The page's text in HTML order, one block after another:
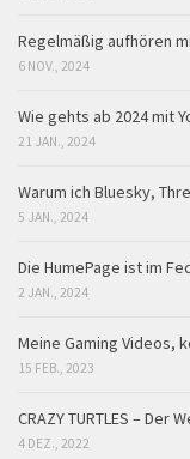
Regelmäßig aufhören
6 NOV., 2024
Wie gehts ab 2024 mit
21 JAN., 2024
Warum ich Bluesky,
5 JAN., 2024
Die HumePage ist im
2 JAN., 2024
Meine Gaming Videos,
15 FEB., 2023
CRAZY TURTLES – Der
4 DEZ., 2022